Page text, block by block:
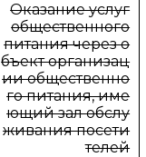
Оказание услуг
общественного
питания через о
бъект организац
ии общественно
го питания, име
ющий зал обслу
живания посети
телей